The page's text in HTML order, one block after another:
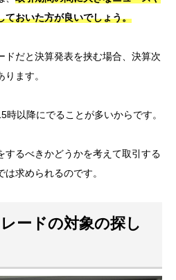
ておいた方が良いでしょう。
ドだと決算発表を挟む場合、決算次
ます。
以降にでることが多いからです。
するべきかどうかを考えて取引する
求められるのです。
ードの対象の探し